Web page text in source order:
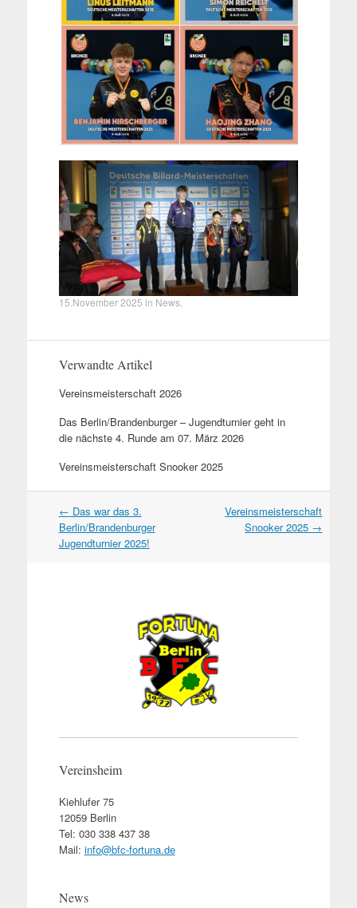
15.November 2025 in News.
Verwandte Artikel
Vereinsmeisterschaft 2026
Das Berlin/Brandenburger – Jugendturnier geht in
die nächste 4. Runde am 07. März 2026
Vereinsmeisterschaft Snooker 2025
Artikel
Navigation
← Das war das 3.
Berlin/Brandenburger
Jugendturnier 2025!
Vereinsmeisterschaft
Snooker 2025 →
Vereinsheim
Kiehlufer 75
12059 Berlin
Tel: 030 338 437 38
Mail: info@bfc-fortuna.de
News